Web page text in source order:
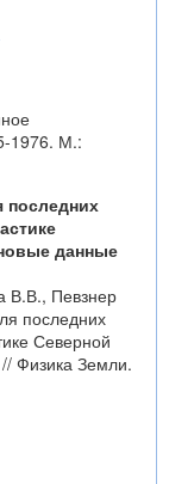
1976. М.:
последних
данные
В.В., Певзнер
последних
Северной
Физика Земли.